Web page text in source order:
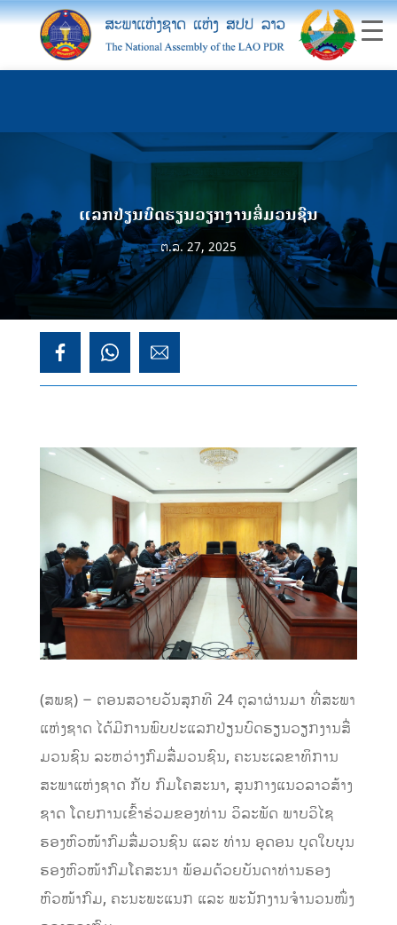
ແລກປ່ຽນບົດຮຽນວຽກງານສື່ມວນຊົນ
ຕ.ລ. 27, 2025
​(ສພຊ) – ຕອນສວາຍວັນສຸກທີ 24 ຕຸລາຜ່ານມາ ທີ່ສະພາ
ແຫ່ງຊາດ ໄດ້ມີການພົບປະແລກປ່ຽນບົດຮຽນວຽກງານສື່
ມວນຊົນ ລະຫວ່າງກົມສື່ມວນຊົນ, ຄະນະເລຂາທິການ
ສະພາແຫ່ງຊາດ ກັບ ກົມໂຄສະນາ, ສູນກາງແນວລາວສ້າງ
ຊາດ ໂດຍການເຂົ້າຮ່ວມຂອງທ່ານ ວິລະພັດ ພາບວິໄຊ
ຮອງຫົວໜ້າກົມສື່ມວນຊົນ ແລະ ທ່ານ ອຸດອນ ບຸດໃບບຸນ
ຮອງຫົວໜ້າກົມໂຄສະນາ ພ້ອມດ້ວຍບັນດາທ່ານຮອງ
ຫົວໜ້າກົມ, ຄະນະພະແນກ ແລະ ພະນັກງານຈຳນວນໜຶ່ງ